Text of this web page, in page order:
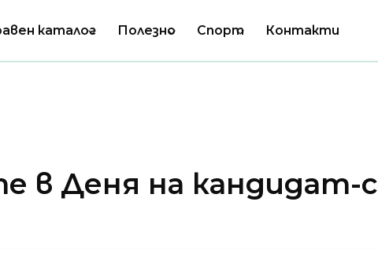
каталог Полезно Спорт Контакти
в Деня на